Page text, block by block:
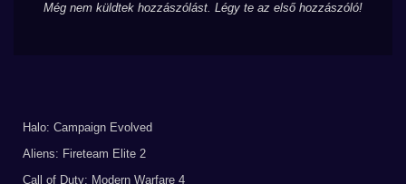
Még nem küldtek hozzászólást. Légy te az első hozzászóló!
Halo: Campaign Evolved
Aliens: Fireteam Elite 2
Call of Duty: Modern Warfare 4